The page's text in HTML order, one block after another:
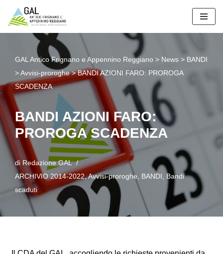
Vai
contenuto
GAL Antico Frignano e Appennino Reggiano > News > BANDI
>Avvisi-proroghe>BANDI AZIONI FARO: PROROGA
SCADENZA
BANDI AZIONI FARO:
PROROGA SCADENZA
di Redazione GAL
ARCHIVIO 2014-2022,Avvisi-proroghe BANDI
Bandi
scaduti